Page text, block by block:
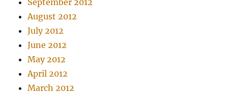
August 2012
July 2012
June 2012
May 2012
April 2012
March 2012